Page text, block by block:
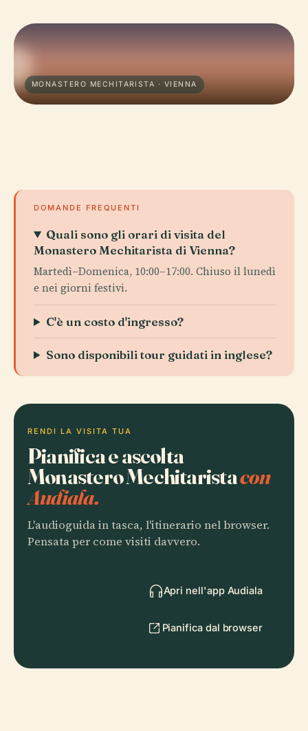
MONASTERO MECHITARISTA · VIENNA
DOMANDE FREQUENTI
Quali sono gli orari di visita del
Monastero Mechitarista di Vienna?
Martedì–Domenica, 10:00–17:00. Chiuso il lunedì
e nei giorni festivi.
C'è un costo d'ingresso?
Sono disponibili tour guidati in inglese?
RENDI LA VISITA TUA
Pianifica e ascolta
Monastero Mechitaristacon
Audiala.
L'audioguida in tasca, l'itinerario nel browser.
Pensata per come visiti davvero.
Apri nell'app Audiala
Pianifica dal browser